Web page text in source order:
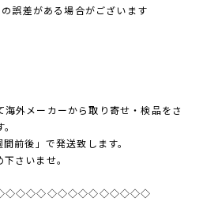
誤差がある場合がございます
海外メーカーから取り寄せ・検品をさ
前後」で発送致します。
さいませ。